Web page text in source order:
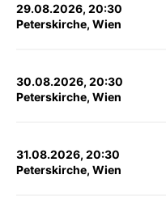
29.08.2026, 20:30
Peterskirche, Wien
30.08.2026, 20:30
Peterskirche, Wien
31.08.2026, 20:30
Peterskirche, Wien